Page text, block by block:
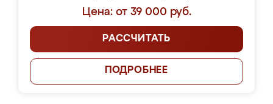
Цена: от 39 000 руб.
РАССЧИТАТЬ
ПОДРОБНЕЕ